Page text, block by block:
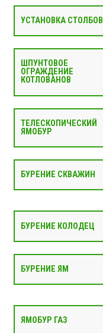
УСТАНОВКА СТОЛБОВ
ШПУНТОВОЕ
ОГРАЖДЕНИЕ
КОТЛОВАНОВ
ТЕЛЕСКОПИЧЕСКИЙ
ЯМОБУР
БУРЕНИЕ СКВАЖИН
БУРЕНИЕ КОЛОДЕЦ
БУРЕНИЕ ЯМ
ЯМОБУР ГАЗ